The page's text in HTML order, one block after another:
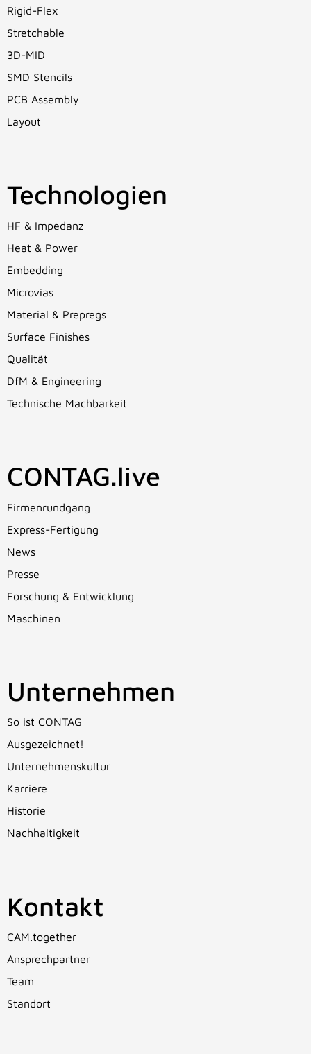
Rigid-Flex
Stretchable
3D-MID
SMD Stencils
PCB Assembly
Layout
Technologien
HF & Impedanz
Heat & Power
Embedding
Microvias
Material & Prepregs
Surface Finishes
Qualität
DfM & Engineering
Technische Machbarkeit
CONTAG.live
Firmenrundgang
Express-Fertigung
News
Presse
Forschung & Entwicklung
Maschinen
Unternehmen
So ist CONTAG
Ausgezeichnet!
Unternehmenskultur
Karriere
Historie
Nachhaltigkeit
Kontakt
CAM.together
Ansprechpartner
Team
Standort